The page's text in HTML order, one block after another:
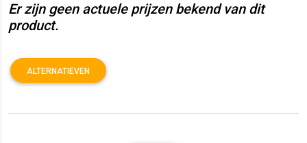
Er zijn geen actuele prijzen bekend van dit
product.
ALTERNATIEVEN